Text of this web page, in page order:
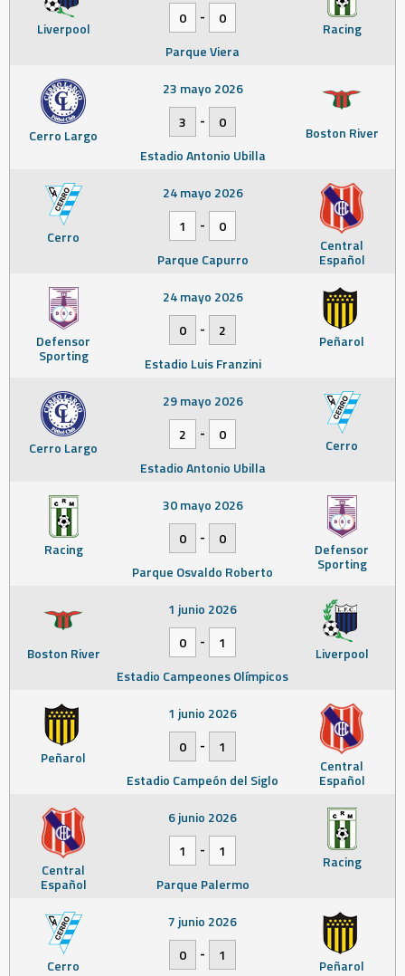
Liverpool Racing
0
-
0
Parque Viera
Cerro Largo Boston River
23 mayo 2026
3
-
0
Estadio Antonio Ubilla
Cerro Central
Español
24 mayo 2026
1
-
0
Parque Capurro
Defensor
Sporting
Peñarol
24 mayo 2026
0
-
2
Estadio Luis Franzini
Cerro Largo Cerro
29 mayo 2026
2
-
0
Estadio Antonio Ubilla
Racing Defensor
Sporting
30 mayo 2026
0
-
0
Parque Osvaldo Roberto
Boston River Liverpool
1 junio 2026
0
-
1
Estadio Campeones Olímpicos
Peñarol Central
Español
1 junio 2026
0
-
1
Estadio Campeón del Siglo
Central
Español
Racing
6 junio 2026
1
-
1
Parque Palermo
Cerro Peñarol
7 junio 2026
0
-
1